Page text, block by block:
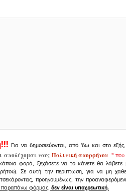
Για να δημοσιεύονται, από 'δω και στο
αποδέχομαι τουςΠολιτική απορρήτου " που
φορά, ξεχάσετε να το κάνετε θα λάβετε
Σε αυτή την περίπτωση, για να μη
προηγουμένως, την
παραπάνω φόρμας, δεν είναι υποχρεωτική.